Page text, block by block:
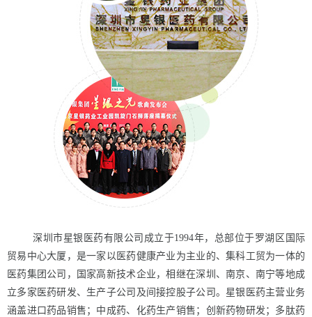
深圳市星银医药有限公司成立于1994年，总部位于罗湖区国际
贸易中心大厦，是一家以医药健康产业为主业的、集科工贸为一体的
医药集团公司，国家高新技术企业 ，相继在深圳、南京、南宁等地成
立多家医药研发、生产子公司及间接控股子公司。星银医药主营业务
涵盖进口药品销售；中成药、化药生产销售；创新药物研发；多肽药